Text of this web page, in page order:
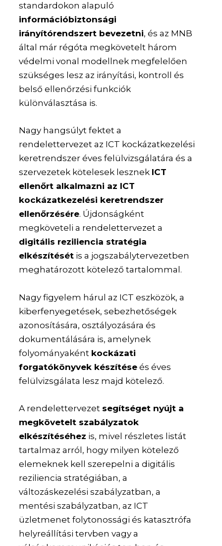
standardokon alapuló
információbiztonsági
irányítórendszert bevezetni, és az MNB
által már régóta megkövetelt három
védelmi vonal modellnek megfelelően
szükséges lesz az irányítási, kontroll és
belső ellenőrzési funkciók
különválasztása is.
Nagy hangsúlyt fektet a
rendelettervezet az ICT kockázatkezelési
keretrendszer éves felülvizsgálatára és a
szervezetek kötelesek lesznek ICT
ellenőrt alkalmazni az ICT
kockázatkezelési keretrendszer
ellenőrzésére. Újdonságként
megköveteli a rendelettervezet a
digitális reziliencia stratégia
elkészítését is a jogszabálytervezetben
meghatározott kötelező tartalommal.
Nagy figyelem hárul az ICT eszközök, a
kiberfenyegetések, sebezhetőségek
azonosítására, osztályozására és
dokumentálására is, amelynek
folyományaként kockázati
forgatókönyvek készítése és éves
felülvizsgálata lesz majd kötelező.
A rendelettervezet segítséget nyújt a
megkövetelt szabályzatok
elkészítéséhez is, mivel részletes listát
tartalmaz arról, hogy milyen kötelező
elemeknek kell szerepelni a digitális
reziliencia stratégiában, a
változáskezelési szabályzatban, a
mentési szabályzatban, az ICT
üzletmenet folytonossági és katasztrófa
helyreállítási tervben vagy a